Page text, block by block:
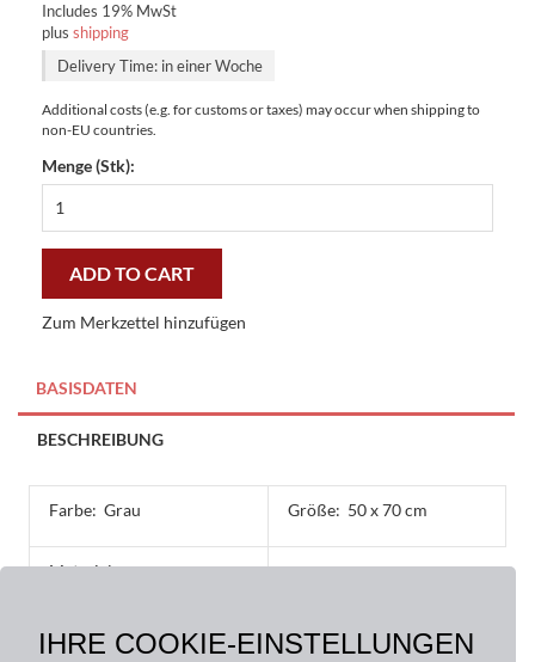
IHRE COOKIE-EINSTELLUNGEN
Includes 19% MwSt
plus shipping
Delivery Time: in einer Woche
Additional costs (e.g. for customs or taxes) may occur when shipping to
non-EU countries.
Menge (Stk):
Easy-
Relax
x
-
günstig
und
quantity
ADD TO CART
Zum Merkzettel hinzufügen
BASISDATEN
BESCHREIBUNG
Farbe: Grau Größe: 50 x 70 cm
Material:
% Nitril Gummi